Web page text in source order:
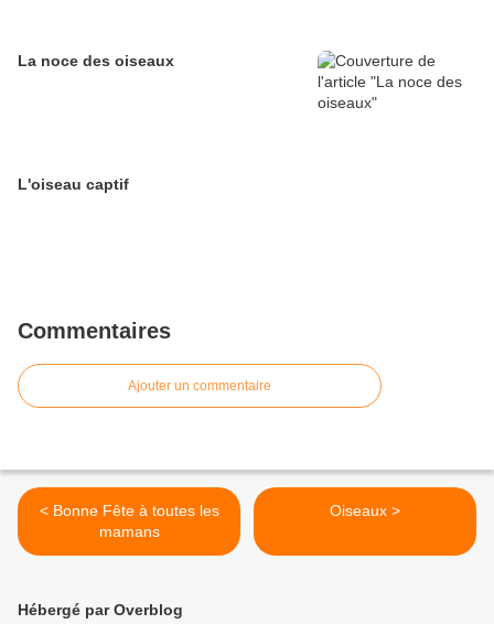
La noce des oiseaux
L'oiseau captif
Commentaires
Ajouter un commentaire
< Bonne Fête à toutes les
mamans
Oiseaux >
Hébergé par Overblog